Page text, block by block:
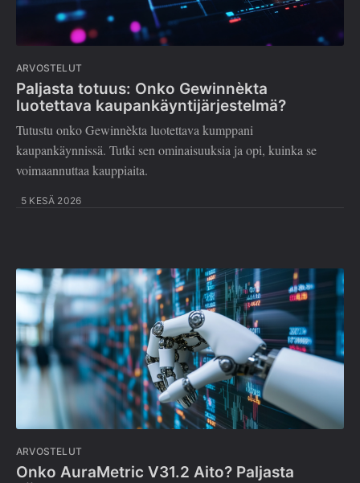
ARVOSTELUT
Paljasta totuus: Onko Gewinnèkta
luotettava kaupankäyntijärjestelmä?
Tutustu onko Gewinnèkta luotettava kumppani
kaupankäynnissä. Tutki sen ominaisuuksia ja opi, kuinka se
voimaannuttaa kauppiaita.
5 KESÄ 2026
ARVOSTELUT
Onko AuraMetric V31.2 Aito? Paljasta